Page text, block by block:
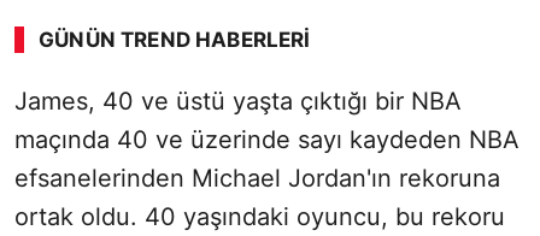
GÜNÜN TREND HABERLERI
James, 40 ve üstü yaşta çıktığı bir NBA
maçında 40 ve üzerinde sayı kaydeden NBA
efsanelerinden Michael Jordan'ın rekoruna
ortak oldu. 40 yaşındaki oyuncu, bu rekoru